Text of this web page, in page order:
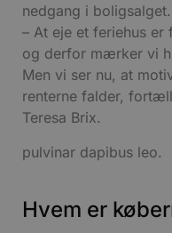
nedgang i boligsalget.
– At eje et feriehus er
og derfor mærker vi
Men vi ser nu, at
renterne falder,
Teresa Brix.
pulvinar dapibus leo.
Hvem er